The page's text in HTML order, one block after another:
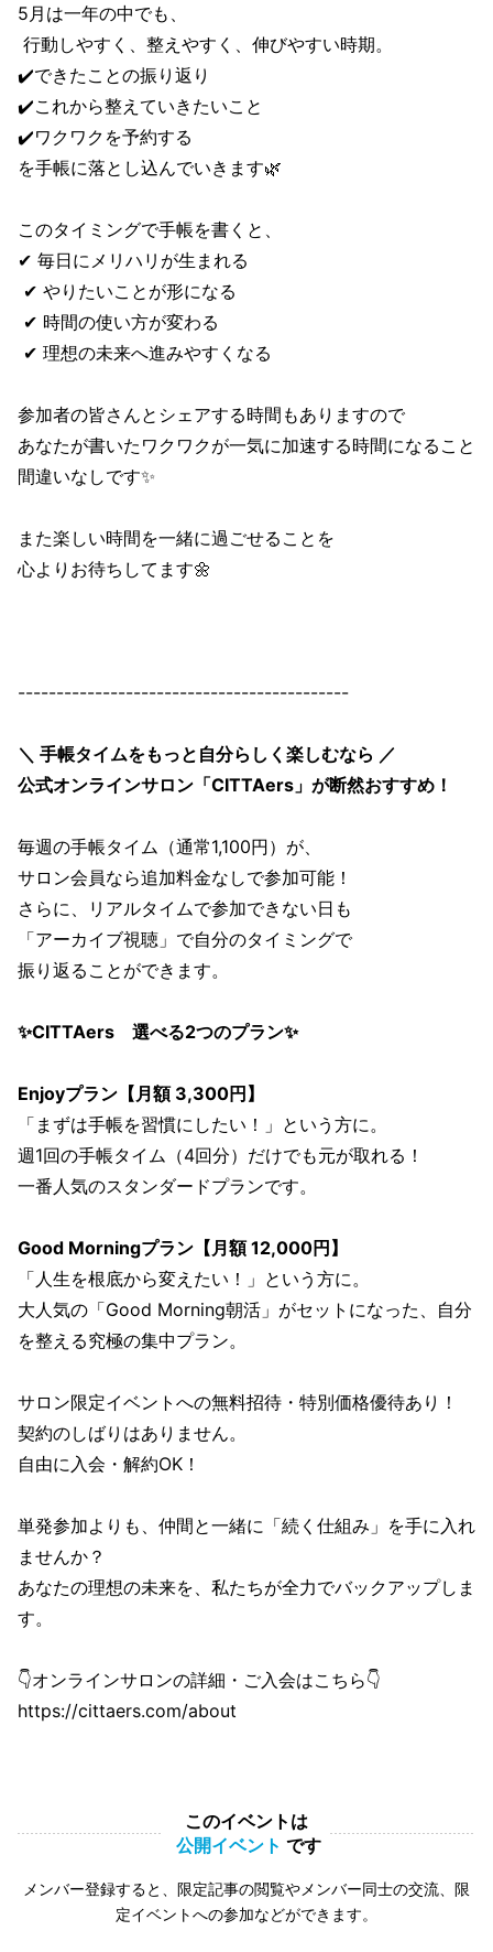
5月は一年の中でも、
行動しやすく、整えやすく、伸びやすい時期。
✔️できたことの振り返り
✔️これから整えていきたいこと
✔️ワクワクを予約する
を手帳に落とし込んでいきます🌿
このタイミングで手帳を書くと、
✔︎ 毎日にメリハリが生まれる
✔︎ やりたいことが形になる
✔︎ 時間の使い方が変わる
✔︎ 理想の未来へ進みやすくなる
参加者の皆さんとシェアする時間もありますので
あなたが書いたワクワクが一気に加速する時間になること
間違いなしです✨
また楽しい時間を一緒に過ごせることを
心よりお待ちしてます🌼
-------------------------------------------
＼ 手帳タイムをもっと自分らしく楽しむなら ／
公式オンラインサロン「CITTAers」が断然おすすめ！
毎週の手帳タイム（通常1,100円）が、
サロン会員なら追加料金なしで参加可能！
さらに、リアルタイムで参加できない日も
「アーカイブ視聴」で自分のタイミングで
振り返ることができます。
✨CITTAers 選べる2つのプラン✨
Enjoyプラン【月額 3,300円】
「まずは手帳を習慣にしたい！」という方に。
週1回の手帳タイム（4回分）だけでも元が取れる！
一番人気のスタンダードプランです。
Good Morningプラン【月額 12,000円】
「人生を根底から変えたい！」という方に。
大人気の「Good Morning朝活」がセットになった、自分
を整える究極の集中プラン。
サロン限定イベントへの無料招待・特別価格優待あり！
契約のしばりはありません。
自由に入会・解約OK！
単発参加よりも、仲間と一緒に「続く仕組み」を手に入れ
ませんか？
あなたの理想の未来を、私たちが全力でバックアップしま
す。
👇オンラインサロンの詳細・ご入会はこちら👇
https://cittaers.com/about
このイベントは
公開イベント です
メンバー登録すると、限定記事の閲覧やメンバー同士の交流、限
定イベントへの参加などができます。